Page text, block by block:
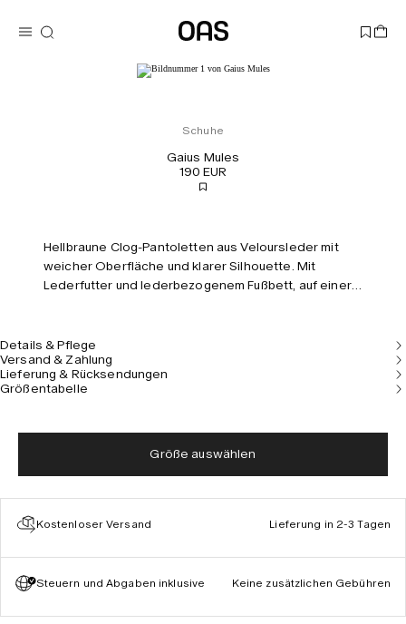
Schuhe
Gaius Mules
190 EUR
Hellbraune Clog-Pantoletten aus Veloursleder mit
weicher Oberfläche und klarer Silhouette. Mit
Lederfutter und lederbezogenem Fußbett, auf einer
Details & Pflege
Versand & Zahlung
Lieferung & Rücksendungen
Größentabelle
Größe auswählen
Kostenloser Versand Lieferung in 2-3 Tagen
Steuern und Abgaben inklusive Keine zusätzlichen Gebühren